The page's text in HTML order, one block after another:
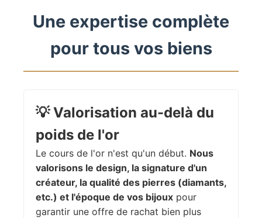
Une expertise complète
pour tous vos biens
💡Valorisation au-delà du
poids de l'or
Le cours de l'or n'est qu'un début. Nous
valorisons le design, la signature d'un
créateur, la qualité des pierres (diamants,
etc.) et l'époque de vos bijoux pour
garantir une offre de rachat bien plus